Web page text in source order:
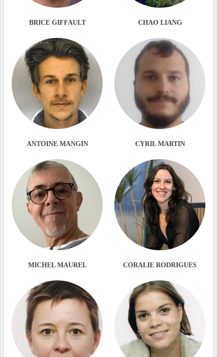
BRICE GIFFAULT CHAO LIANG
ANTOINE MANGIN CYRIL MARTIN
MICHEL MAUREL CORALIE RODRIGUES